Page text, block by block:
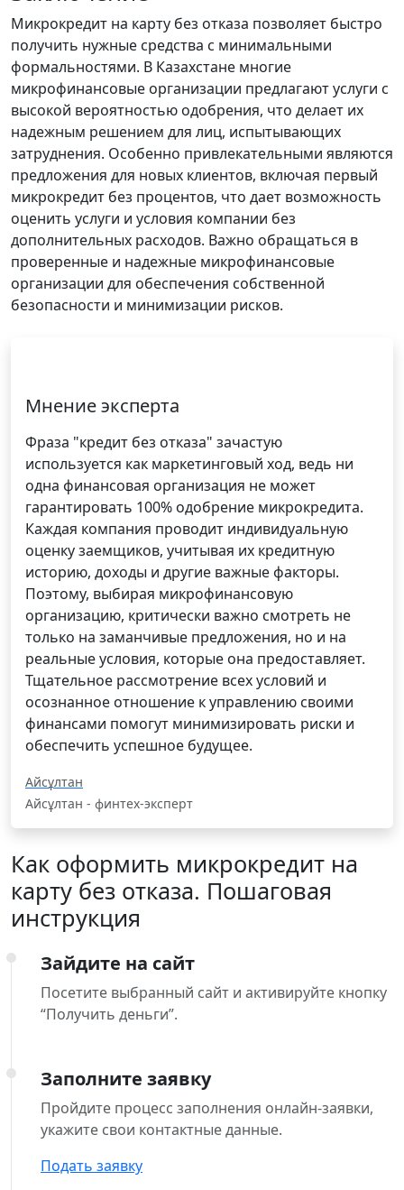
Микрокредит на карту без отказа позволяет быстро
получить нужные средства с минимальными
формальностями. В Казахстане многие
микрофинансовые организации предлагают услуги с
высокой вероятностью одобрения, что делает их
надежным решением для лиц, испытывающих
затруднения. Особенно привлекательными являются
предложения для новых клиентов, включая первый
микрокредит без процентов, что дает возможность
оценить услуги и условия компании без
дополнительных расходов. Важно обращаться в
проверенные и надежные микрофинансовые
организации для обеспечения собственной
безопасности и минимизации рисков.
Мнение эксперта
Фраза "кредит без отказа" зачастую
используется как маркетинговый ход, ведь ни
одна финансовая организация не может
гарантировать 100% одобрение микрокредита.
Каждая компания проводит индивидуальную
оценку заемщиков, учитывая их кредитную
историю, доходы и другие важные факторы.
Поэтому, выбирая микрофинансовую
организацию, критически важно смотреть не
только на заманчивые предложения, но и на
реальные условия, которые она предоставляет.
Тщательное рассмотрение всех условий и
осознанное отношение к управлению своими
финансами помогут минимизировать риски и
обеспечить успешное будущее.
Айсұлтан
Айсұлтан - финтех-эксперт
Как оформить микрокредит на
карту без отказа. Пошаговая
инструкция
Зайдите на сайт
Посетите выбранный сайт и активируйте кнопку
“Получить деньги”.
Заполните заявку
Пройдите процесс заполнения онлайн-заявки,
укажите свои контактные данные.
Подать заявку